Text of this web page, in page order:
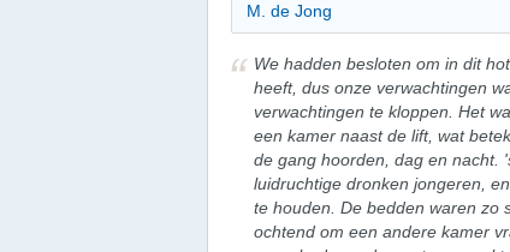
M. de Jong
We hadden besloten om in dit
heeft, dus onze verwachtingen
verwachtingen te kloppen. Het
een kamer naast de lift, wat
de gang hoorden, dag en nacht.
luidruchtige dronken jongeren,
te houden. De bedden waren zo
ochtend om een andere kamer